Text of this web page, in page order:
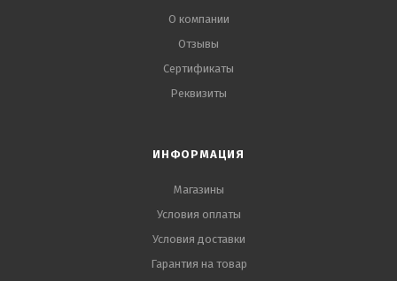
О компании
Отзывы
Сертификаты
Реквизиты
ИНФОРМАЦИЯ
Магазины
Условия оплаты
Условия доставки
Гарантия на товар